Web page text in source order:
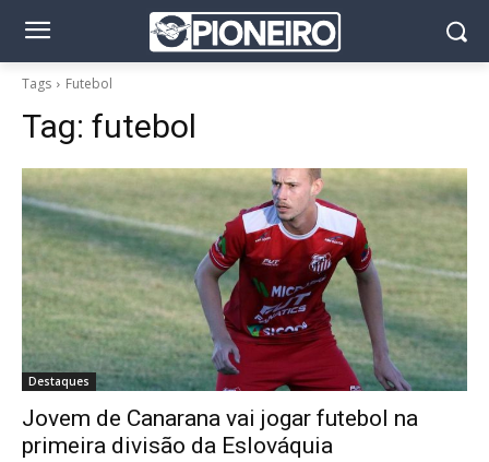
Tags Futebol
Tag: futebol
Destaques
Jovem de Canarana vai jogar futebol na
primeira divisão da Eslováquia